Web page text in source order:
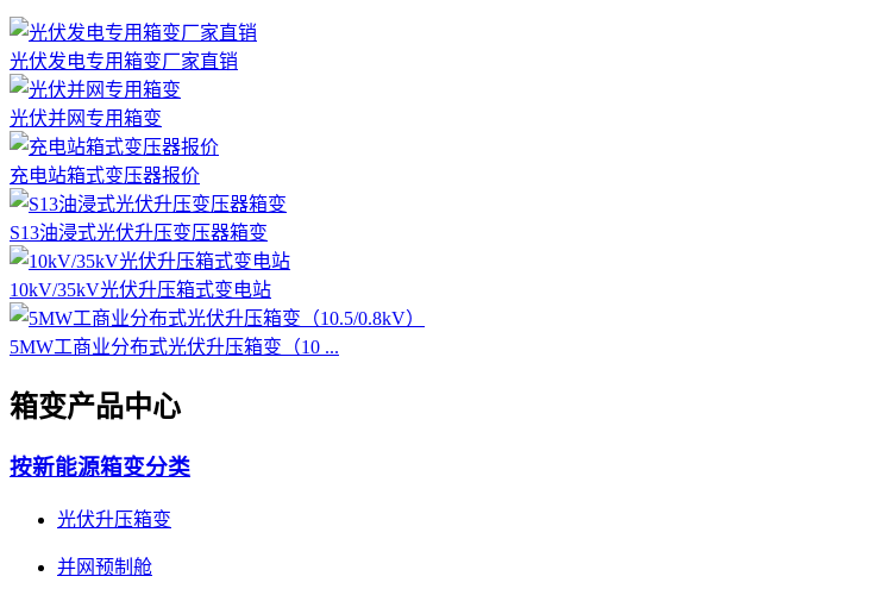
光伏发电专用箱变厂家直销
光伏并网专用箱变
充电站箱式变压器报价
S13油浸式光伏升压变压器箱变
10kV/35kV光伏升压箱式变电站
5MW工商业分布式光伏升压箱变（10 ...
箱变产品中心
按新能源箱变分类
光伏升压箱变
并网预制舱